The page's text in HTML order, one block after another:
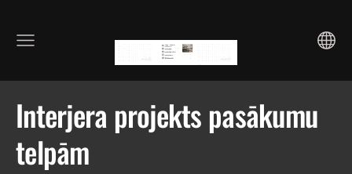
Interjera projekts pasākumu
telpām